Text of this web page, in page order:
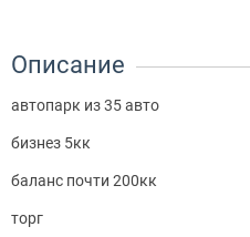
Описание
автопарк из 35 авто
бизнез 5кк
баланс почти 200кк
торг